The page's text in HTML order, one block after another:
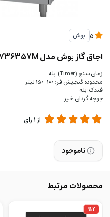
بوش
اجاق گاز بوش مدل HSG736357M
زمان سنج (Timer): بله
محدوده گنجایش فر: 100-150 لیتر
فندک: بله
جوجه گردان: خیر
از 1رای
ناموجود
محصولات مرتبط
%4